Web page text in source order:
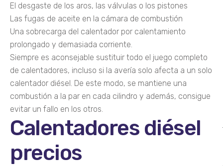
El desgaste de los aros, las válvulas o los pistones
Las fugas de aceite en la cámara de combustión
Una sobrecarga del calentador por calentamiento
prolongado y demasiada corriente.
Siempre es aconsejable sustituir todo el juego completo
de calentadores, incluso si la avería solo afecta a un solo
calentador diésel. De este modo, se mantiene una
combustión a la par en cada cilindro y además, consigue
evitar un fallo en los otros.
Calentadores diésel
precios